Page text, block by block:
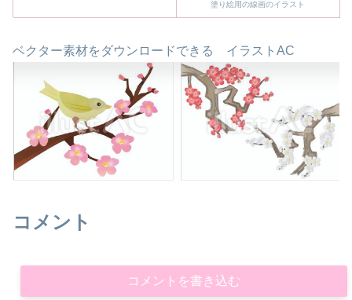
塗り絵用の線画のイラスト
ベクター素材をダウンロードできる イラストAC
コメント
コメントを書き込む